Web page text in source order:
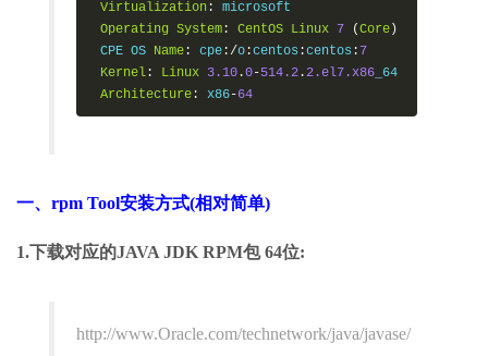
Virtualization :
microsoft
Operating System : CentOS Linux 7 (Core)
CPE OS Name : cpe :/o :centos :centos : 7
Kernel : Linux 3.10 .0-514.2 .2.el7.x86 _64
Architecture : x86-64
一、rpm Tool安装方式(相对简单)
1.下载对应的JAVA JDK RPM包 64位:
http://www.Oracle.com/technetwork/java/javase/